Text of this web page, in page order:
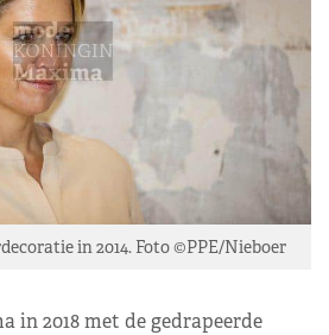
in 2014. Foto ©PPE/Nieboer
in 2018 met de gedrapeerde